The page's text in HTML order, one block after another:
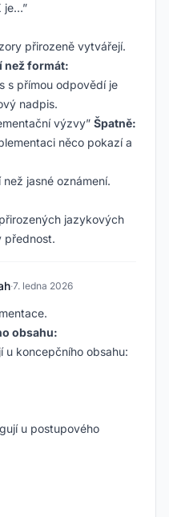
je…”
přirozeně vytvářejí.
než formát:
s přímou odpovědí je
nadpis.
výzvy” Špatně:
něco pokazí a
jasné oznámení.
jazykových
přednost.
·7. ledna 2026
obsahu:
koncepčního obsahu:
u postupového